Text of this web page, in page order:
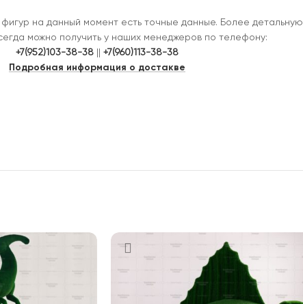
фигур на данный момент есть точные данные. Более детальную
можно получить у наших менеджеров по телефону:
+7(952)103-38-38 ||+7(960)113-38-38
Подробная информация о достакве